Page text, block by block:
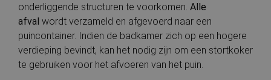
onderliggende structuren te voorkomen. Alle
afval wordt verzameld en afgevoerd naar een
puincontainer. Indien de badkamer zich op een hogere
verdieping bevindt, kan het nodig zijn om een stortkoker
te gebruiken voor het afvoeren van het puin.